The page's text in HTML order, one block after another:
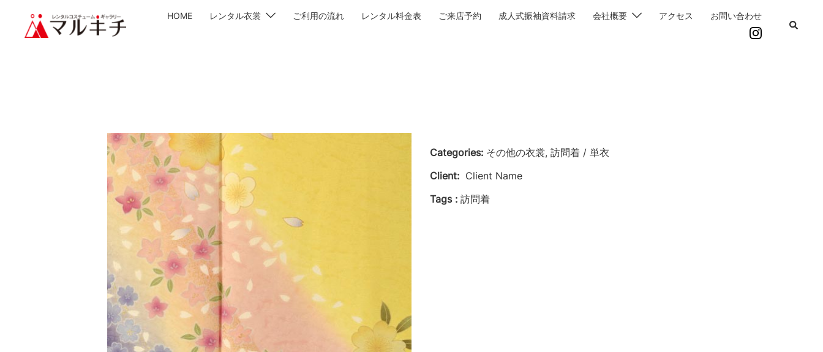
HOME レンタル衣裳 ご利用の流れ レンタル料金表 ご来店予約 成人式振袖資料請求 会社概要 アクセス お問い合わせ
Categories: その他の衣裳, 訪問着 / 単衣
Client: Client Name
Tags : 訪問着